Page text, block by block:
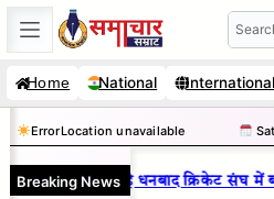
Skip
to
content
Search
Home National International
ErrorLocation unavailable
Breaking News
राज : जानें क्यों है धनबाद क्रिकेट संघ में